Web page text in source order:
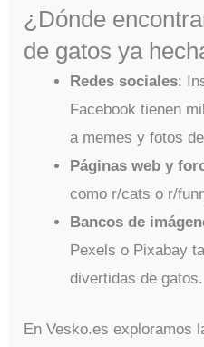
¿Dónde
de gatos ya
Redes sociales:
Facebook tienen
a memes y fotos
Páginas web y
como r/cats o r/
Bancos de
Pexels o Pixabay
divertidas de gatos.
En Vesko.es exploramos